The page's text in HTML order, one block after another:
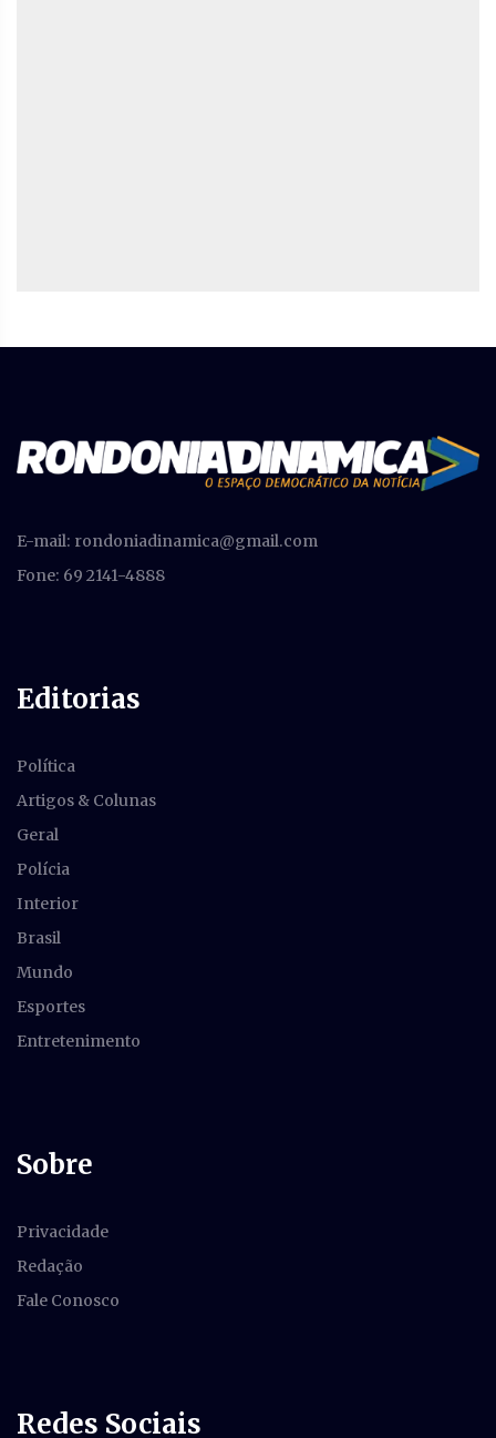
E-mail: rondoniadinamica@gmail.com
Fone: 69 2141-4888
Editorias
Política
Artigos & Colunas
Geral
Polícia
Interior
Brasil
Mundo
Esportes
Entretenimento
Sobre
Privacidade
Redação
Fale Conosco
Redes Sociais